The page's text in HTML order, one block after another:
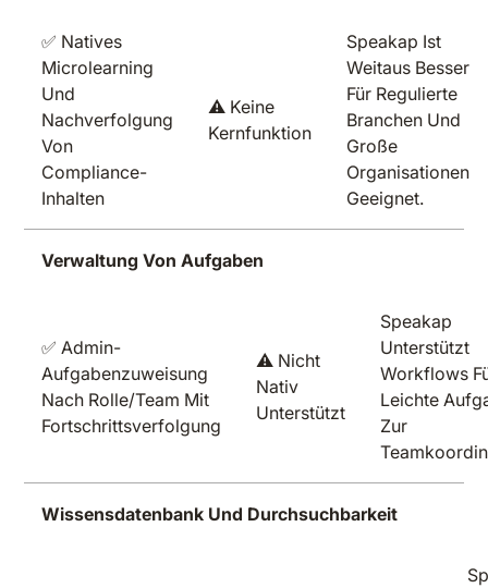
✅ Natives
Microlearning
Und
Nachverfolgung
Von
Compliance-
Inhalten
⚠️ Keine
Kernfunktion
Speakap Ist
Weitaus Besser
Für Regulierte
Branchen Und
Große
Organisationen
Geeignet.
Verwaltung Von Aufgaben
✅ Admin-
Aufgabenzuweisung
Nach Rolle/Team Mit
Fortschrittsverfolgung
⚠️ Nicht
Nativ
Unterstützt
Speakap
Unterstützt
Workflows
Leichte
Zur
Wissensdatenbank Und Durchsuchbarkeit